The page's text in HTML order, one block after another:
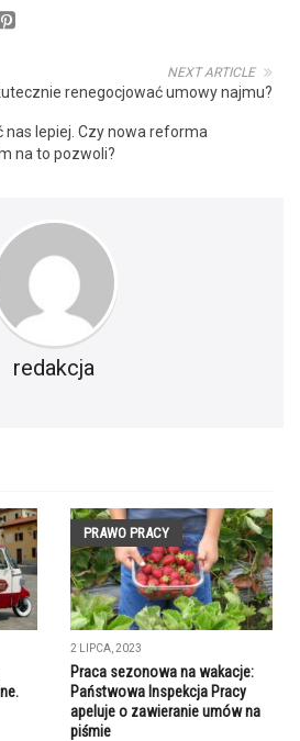
NEXT ARTICLE
renegocjować umowy najmu?
nas lepiej. Czy nowa reforma
na to pozwoli?
redakcja
PRAWO PRACY
2 LIPCA, 2023
Praca sezonowa na wakacje:
Państwowa Inspekcja Pracy
apeluje o zawieranie umów na
piśmie